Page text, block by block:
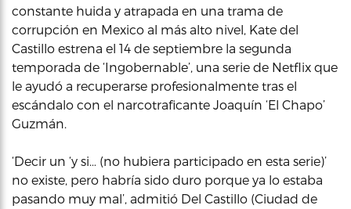
constante huida y atrapada en una trama de
corrupción en Mexico al más alto nivel, Kate del
Castillo estrena el 14 de septiembre la segunda
temporada de ‘Ingobernable’, una serie de Netflix que
le ayudó a recuperarse profesionalmente tras el
escándalo con el narcotraficante Joaquín ‘El Chapo’
Guzmán.
‘Decir un ‘y si… (no hubiera participado en esta serie)’
no existe, pero habría sido duro porque ya lo estaba
pasando muy mal’, admitió Del Castillo (Ciudad de